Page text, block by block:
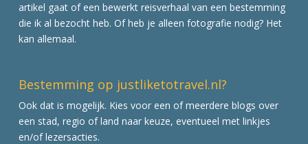
artikel gaat of een bewerkt reisverhaal van een bestemming
die ik al bezocht heb. Of heb je alleen fotografie nodig? Het
kan allemaal.
Bestemming op justliketotravel.nl?
Ook dat is mogelijk. Kies voor een of meerdere blogs over
een stad, regio of land naar keuze, eventueel met linkjes
en/of lezersacties.